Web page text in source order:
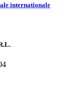
internationale